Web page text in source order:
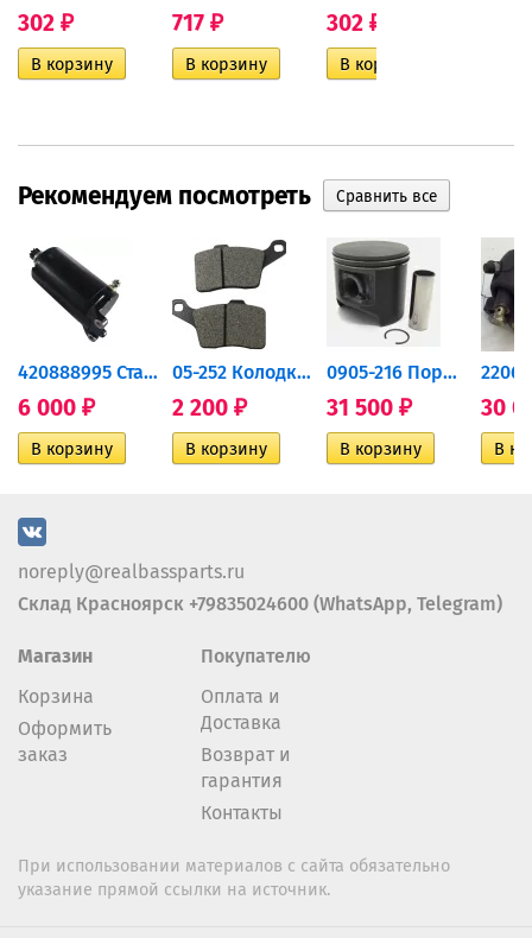
302 ₽ 717 ₽ 302 ₽
Рекомендуем посмотреть
420888995 Стартер для...
6 000 ₽
05-252 Колодки тормозные...
2 200 ₽
0905-216 Поршень Arctic Cat...
31 500 ₽ 30
noreply@realbassparts.ru
Склад Красноярск +79835024600 (WhatsApp, Telegram)
Магазин
Корзина
Оформить
заказ
Покупателю
Оплата и
Доставка
Возврат и
гарантия
Контакты
При использовании материалов с сайта обязательно
указание прямой ссылки на источник.